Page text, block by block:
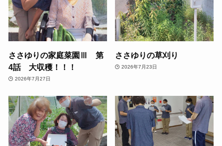
ささゆりの家庭菜園Ⅲ 第
4話 大収穫！！！
2026年7月27日
ささゆりの草刈り
2026年7月23日